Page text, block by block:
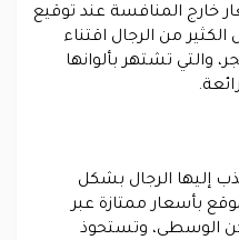
خارج المنافسة عند توقيع
من الرجال اقتناء
والتي تشتهر بألوانها
إليها الرجال بشكل
بأسعار ممتازة عبر
الوسطى، وتستحوذ